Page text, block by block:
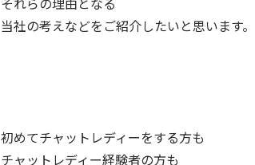
当社の考えなどをご紹介したいと思います。
初めてチャットレディーをする方も
チャットレディー経験者の方も